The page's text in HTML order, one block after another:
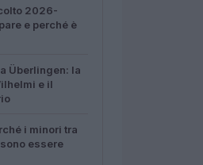
2026-
e perché è
Überlingen: la
e il
i minori tra
essere